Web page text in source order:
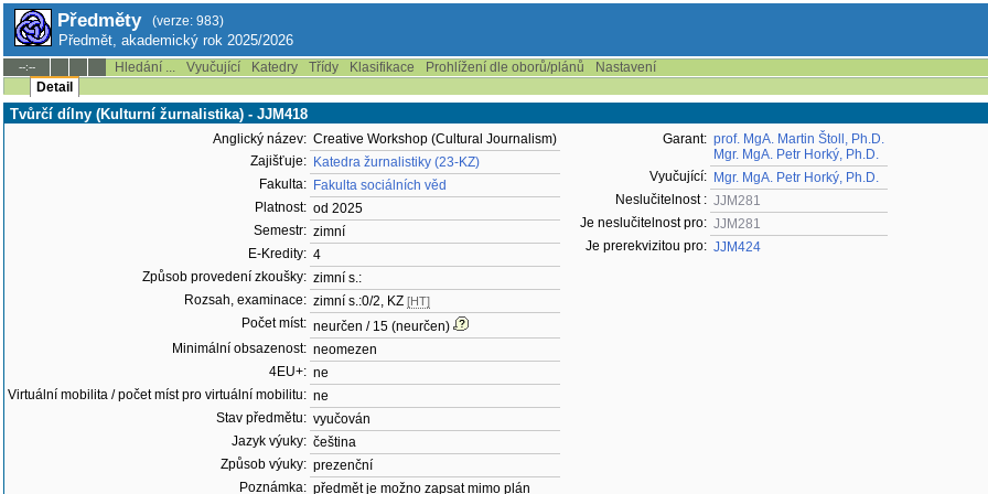
Předměty (verze: 983)
Předmět, akademický rok 2025/2026
--:-- Hledání ... Vyučující Katedry Třídy Klasifikace Prohlížení dle oborů/plánů
Nastavení
Detail
Tvůrčí dílny (Kulturní žurnalistika) - JJM418
Anglický název: Creative Workshop (Cultural Journalism)
Zajišťuje: Katedra žurnalistiky (23-KZ)
Fakulta: Fakulta sociálních věd
Platnost: od 2025
Semestr: zimní
E-Kredity: 4
Způsob provedení zkoušky: zimní s.:
Rozsah, examinace: zimní s.:0/2, KZ [HT]
Počet míst: neurčen / 15 (neurčen)
Minimální obsazenost: neomezen
4EU+: ne
Virtuální mobilita / počet míst pro virtuální mobilitu: ne
Stav předmětu: vyučován
Jazyk výuky: čeština
Způsob výuky: prezenční
Poznámka: předmět je možno zapsat mimo plán
Garant: prof. MgA. Martin Štoll, Ph.D.
Mgr. MgA. Petr Horký, Ph.D.
Vyučující: Mgr. MgA. Petr Horký, Ph.D.
Neslučitelnost : JJM281
Je neslučitelnost pro: JJM281
Je prerekvizitou pro: JJM424